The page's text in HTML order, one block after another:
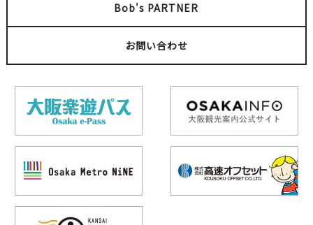
Bob's PARTNER
お問い合わせ